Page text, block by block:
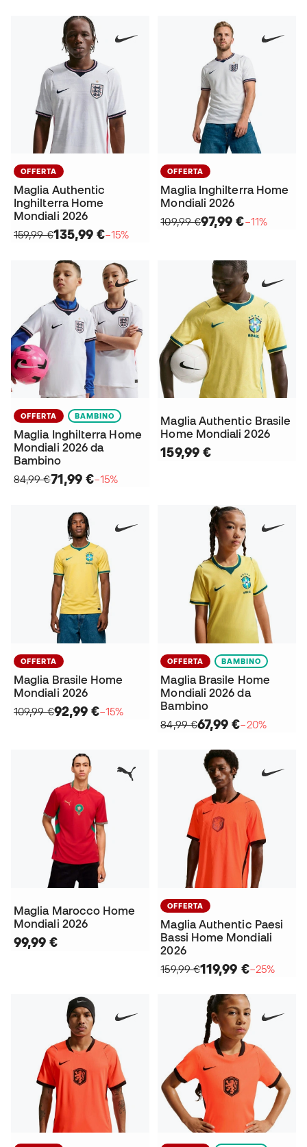
OFFERTA
Maglia Authentic
Inghilterra Home
Mondiali 2026
159,99 €135,99 €−15%
OFFERTA
Maglia Inghilterra Home
Mondiali 2026
109,99 €97,99 €−11%
OFFERTA BAMBINO
Maglia Inghilterra Home
Mondiali 2026 da
Bambino
84,99 €71,99 €−15%
Maglia Authentic Brasile
Home Mondiali 2026
159,99 €
OFFERTA
Maglia Brasile Home
Mondiali 2026
109,99 €92,99 €−15%
OFFERTA BAMBINO
Maglia Brasile Home
Mondiali 2026 da
Bambino
84,99 €67,99 €−20%
Maglia Marocco Home
Mondiali 2026
99,99 €
OFFERTA
Maglia Authentic Paesi
Bassi Home Mondiali
2026
159,99 €119,99 €−25%